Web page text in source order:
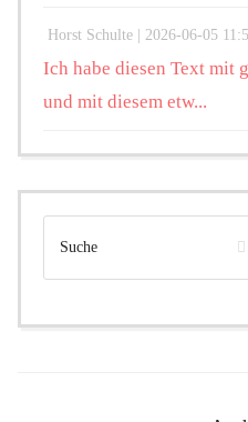
Horst Schulte | 2026-06-05
Ich habe diesen Text mit
und mit diesem etw...